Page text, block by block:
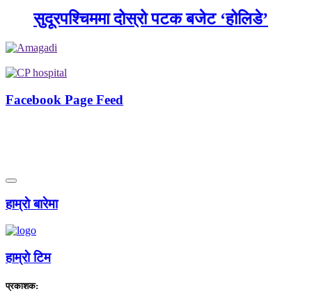
सुदूरपश्चिममा दोस्रो पटक बजेट ‘होलिडे’
Facebook Page Feed
हाम्राे बारेमा
हाम्राे टिम
प्रकाशक: